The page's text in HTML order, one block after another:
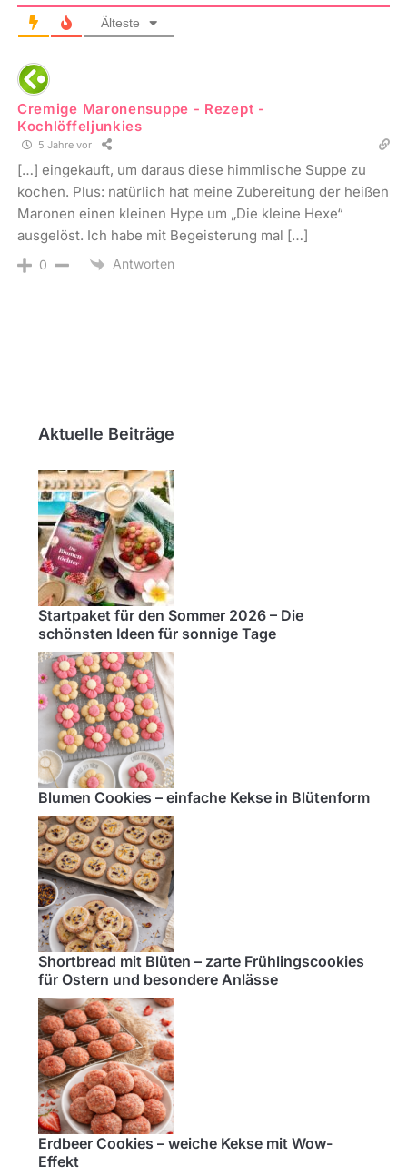
Älteste
Cremige Maronensuppe - Rezept -
Kochlöffeljunkies
5 Jahre vor
[…] eingekauft, um daraus diese himmlische Suppe zu
kochen. Plus: natürlich hat meine Zubereitung der heißen
Maronen einen kleinen Hype um „Die kleine Hexe“
ausgelöst. Ich habe mit Begeisterung mal […]
0 Antworten
Aktuelle Beiträge
Startpaket für den Sommer 2026 – Die
schönsten Ideen für sonnige Tage
Blumen Cookies – einfache Kekse in Blütenform
Shortbread mit Blüten – zarte Frühlingscookies
für Ostern und besondere Anlässe
Erdbeer Cookies – weiche Kekse mit Wow-
Effekt